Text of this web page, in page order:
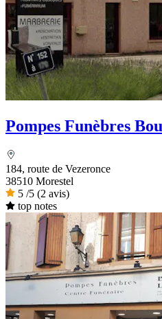
Pompes Funèbres
184, route de Vezeronce
38510 Morestel
5 /5 (2 avis)
top notes